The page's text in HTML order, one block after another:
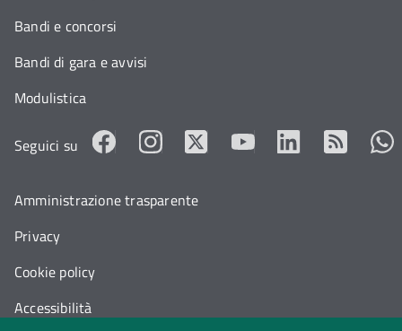
Bandi e concorsi
Bandi di gara e avvisi
Modulistica
Seguici su
Amministrazione trasparente
Privacy
Cookie policy
Accessibilità